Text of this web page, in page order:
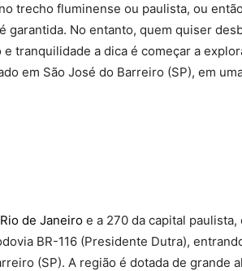
trecho fluminense ou paulista, ou
garantida. No entanto, quem quiser
tranquilidade a dica é começar a
em São José do Barreiro (SP), em
Rio de Janeiro e a 270 da capital paulista,
BR-116 (Presidente Dutra),
(SP). A região é dotada de grande